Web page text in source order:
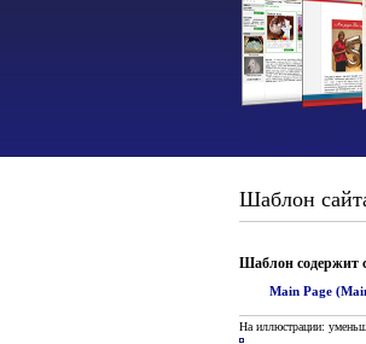
Шаблон
Шаблон содержит
Main Page
На иллюстрации: